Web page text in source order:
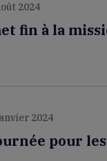
2024
fin à la
2024
pour